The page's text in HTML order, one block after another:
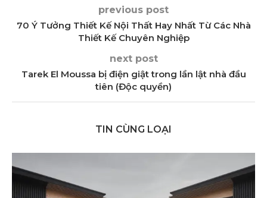
previous post
70 Ý Tưởng Thiết Kế Nội Thất Hay Nhất Từ Các Nhà
Thiết Kế Chuyên Nghiệp
next post
Tarek El Moussa bị điện giật trong lần lật nhà đầu
tiên (Độc quyền)
TIN CÙNG LOẠI